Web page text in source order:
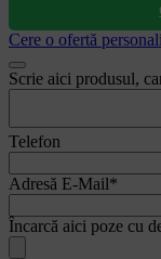
Cere o ofertă
Scrie aici produsul,
Telefon
Adresă E-Mail*
Încarcă aici poze cu